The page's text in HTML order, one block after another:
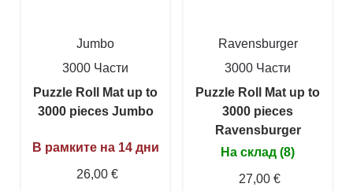
Jumbo
3000 Части
Puzzle Roll Mat up to
3000 pieces Jumbo
В рамките на 14 дни
26,00 €
Ravensburger
3000 Части
Puzzle Roll Mat up to
3000 pieces
Ravensburger
На склад (8)
27,00 €